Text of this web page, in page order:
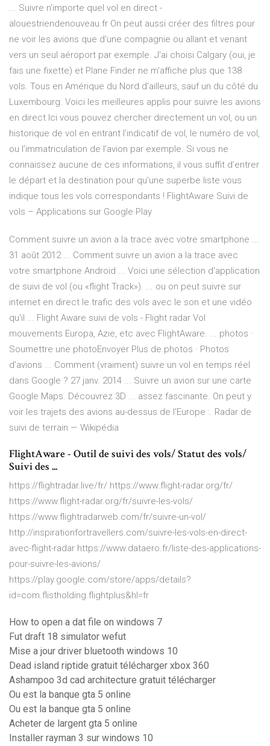
... Suivre n'importe quel vol en direct -
alouestriendenouveau.fr On peut aussi créer des filtres pour
ne voir les avions que d'une compagnie ou allant et venant
vers un seul aéroport par exemple. J'ai choisi Calgary (oui, je
fais une fixette) et Plane Finder ne m'affiche plus que 138
vols. Tous en Amérique du Nord d'ailleurs, sauf un du côté du
Luxembourg. Voici les meilleures applis pour suivre les avions
en direct Ici vous pouvez chercher directement un vol, ou un
historique de vol en entrant l’indicatif de vol, le numéro de vol,
ou l’immatriculation de l’avion par exemple. Si vous ne
connaissez aucune de ces informations, il vous suffit d’entrer
le départ et la destination pour qu’une superbe liste vous
indique tous les vols correspondants ! FlightAware Suivi de
vols – Applications sur Google Play
Comment suivre un avion a la trace avec votre smartphone ...
31 août 2012 ... Comment suivre un avion a la trace avec
votre smartphone Android ... Voici une sélection d'application
de suivi de vol (ou «flight Track»). ... ou on peut suivre sur
internet en direct le trafic des vols avec le son et une vidéo
qu'il ... Flight Aware suivi de vols - Flight radar Vol
mouvements Europa, Azie, etc avec FlightAware. ... photos ·
Soumettre une photoEnvoyer Plus de photos · Photos
d'avions ... Comment (vraiment) suivre un vol en temps réel
dans Google ? 27 janv. 2014 ... Suivre un avion sur une carte
Google Maps. Découvrez 3D ... assez fascinante. On peut y
voir les trajets des avions au-dessus de l'Europe :. Radar de
suivi de terrain — Wikipédia
FlightAware - Outil de suivi des vols/ Statut des vols/
Suivi des ...
https://flightradar.live/fr/ https://www.flight-radar.org/fr/
https://www.flight-radar.org/fr/suivre-les-vols/
https://www.flightradarweb.com/fr/suivre-un-vol/
http://inspirationfortravellers.com/suivre-les-vols-en-direct-
avec-flight-radar https://www.dataero.fr/liste-des-applications-
pour-suivre-les-avions/
https://play.google.com/store/apps/details?
id=com.flistholding.flightplus&hl=fr
How to open a dat file on windows 7
Fut draft 18 simulator wefut
Mise a jour driver bluetooth windows 10
Dead island riptide gratuit télécharger xbox 360
Ashampoo 3d cad architecture gratuit télécharger
Ou est la banque gta 5 online
Ou est la banque gta 5 online
Acheter de largent gta 5 online
Installer rayman 3 sur windows 10